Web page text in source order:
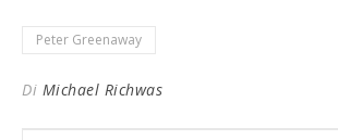
Peter Greenaway
Di Michael Richwas